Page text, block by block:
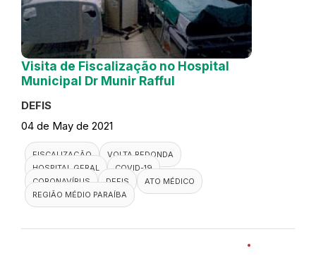
Visita de Fiscalização no Hospital
Municipal Dr Munir Rafful
DEFIS
04 de May de 2021
FISCALIZAÇÃO
VOLTA REDONDA
HOSPITAL GERAL
COVID-19
CORONAVÍRUS
DEFIS
ATO MÉDICO
REGIÃO MÉDIO PARAÍBA